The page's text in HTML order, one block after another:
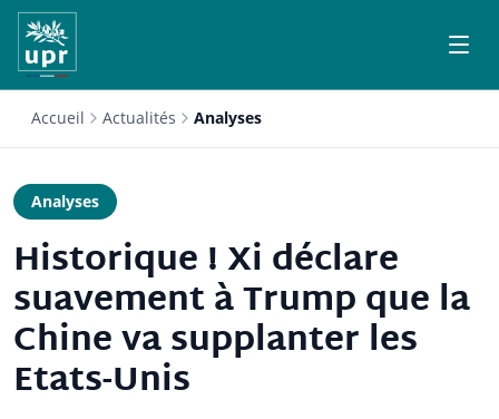
Accueil Actualités Analyses
Analyses
Historique ! Xi déclare
suavement à Trump que la
Chine va supplanter les
Etats-Unis